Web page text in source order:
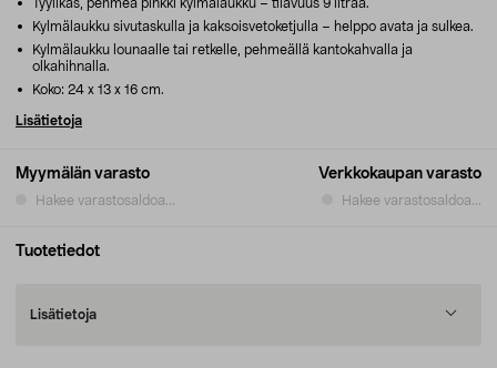
Myymälän varasto
Hakee varastosaldoa...
Verkkokaupan varasto
Hakee varastosaldoa...
Tyylikäs, pehmeä pinkki kylmälaukku – tilavuus 9 litraa.
Kylmälaukku sivutaskulla ja kaksoisvetoketjulla – helppo avata ja sulkea.
Kylmälaukku lounaalle tai retkelle, pehmeällä kantokahvalla ja
olkahihnalla.
Koko: 24 x 13 x 16 cm.
Lisätietoja
Tuotetiedot
Lisätietoja